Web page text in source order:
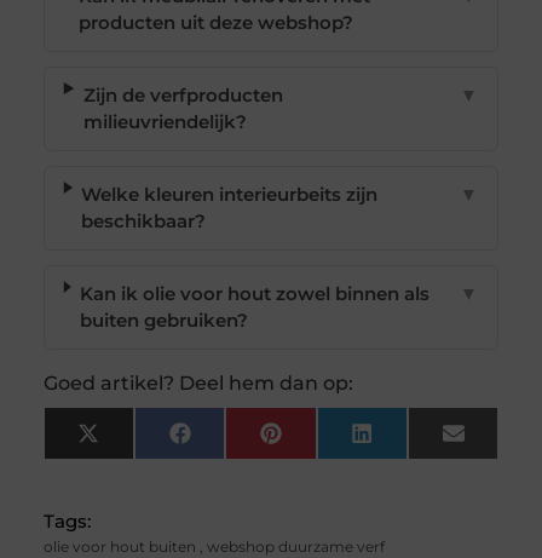
producten uit deze webshop?
Zijn de verfproducten
milieuvriendelijk?
▼
Welke kleuren interieurbeits zijn
beschikbaar?
▼
Kan ik olie voor hout zowel binnen als
buiten gebruiken?
▼
Goed artikel? Deel hem dan op:
X
(Twitter)
FacebookPinterest LinkedIn Email
Tags:
olie voor hout buiten , webshop duurzame verf